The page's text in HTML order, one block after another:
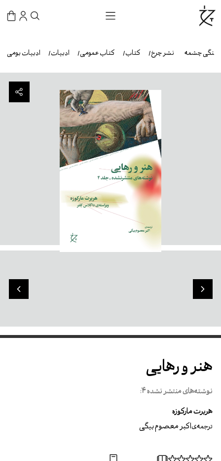
ادبیات بومی ادبیات کتاب عمومی کتاب نشر چرخ چشمه
هنر و رهایی
نوشته‌های منتشر نشده 4:
هربرت مارکوزه
ترجمه‌یاکبر معصوم بیگی